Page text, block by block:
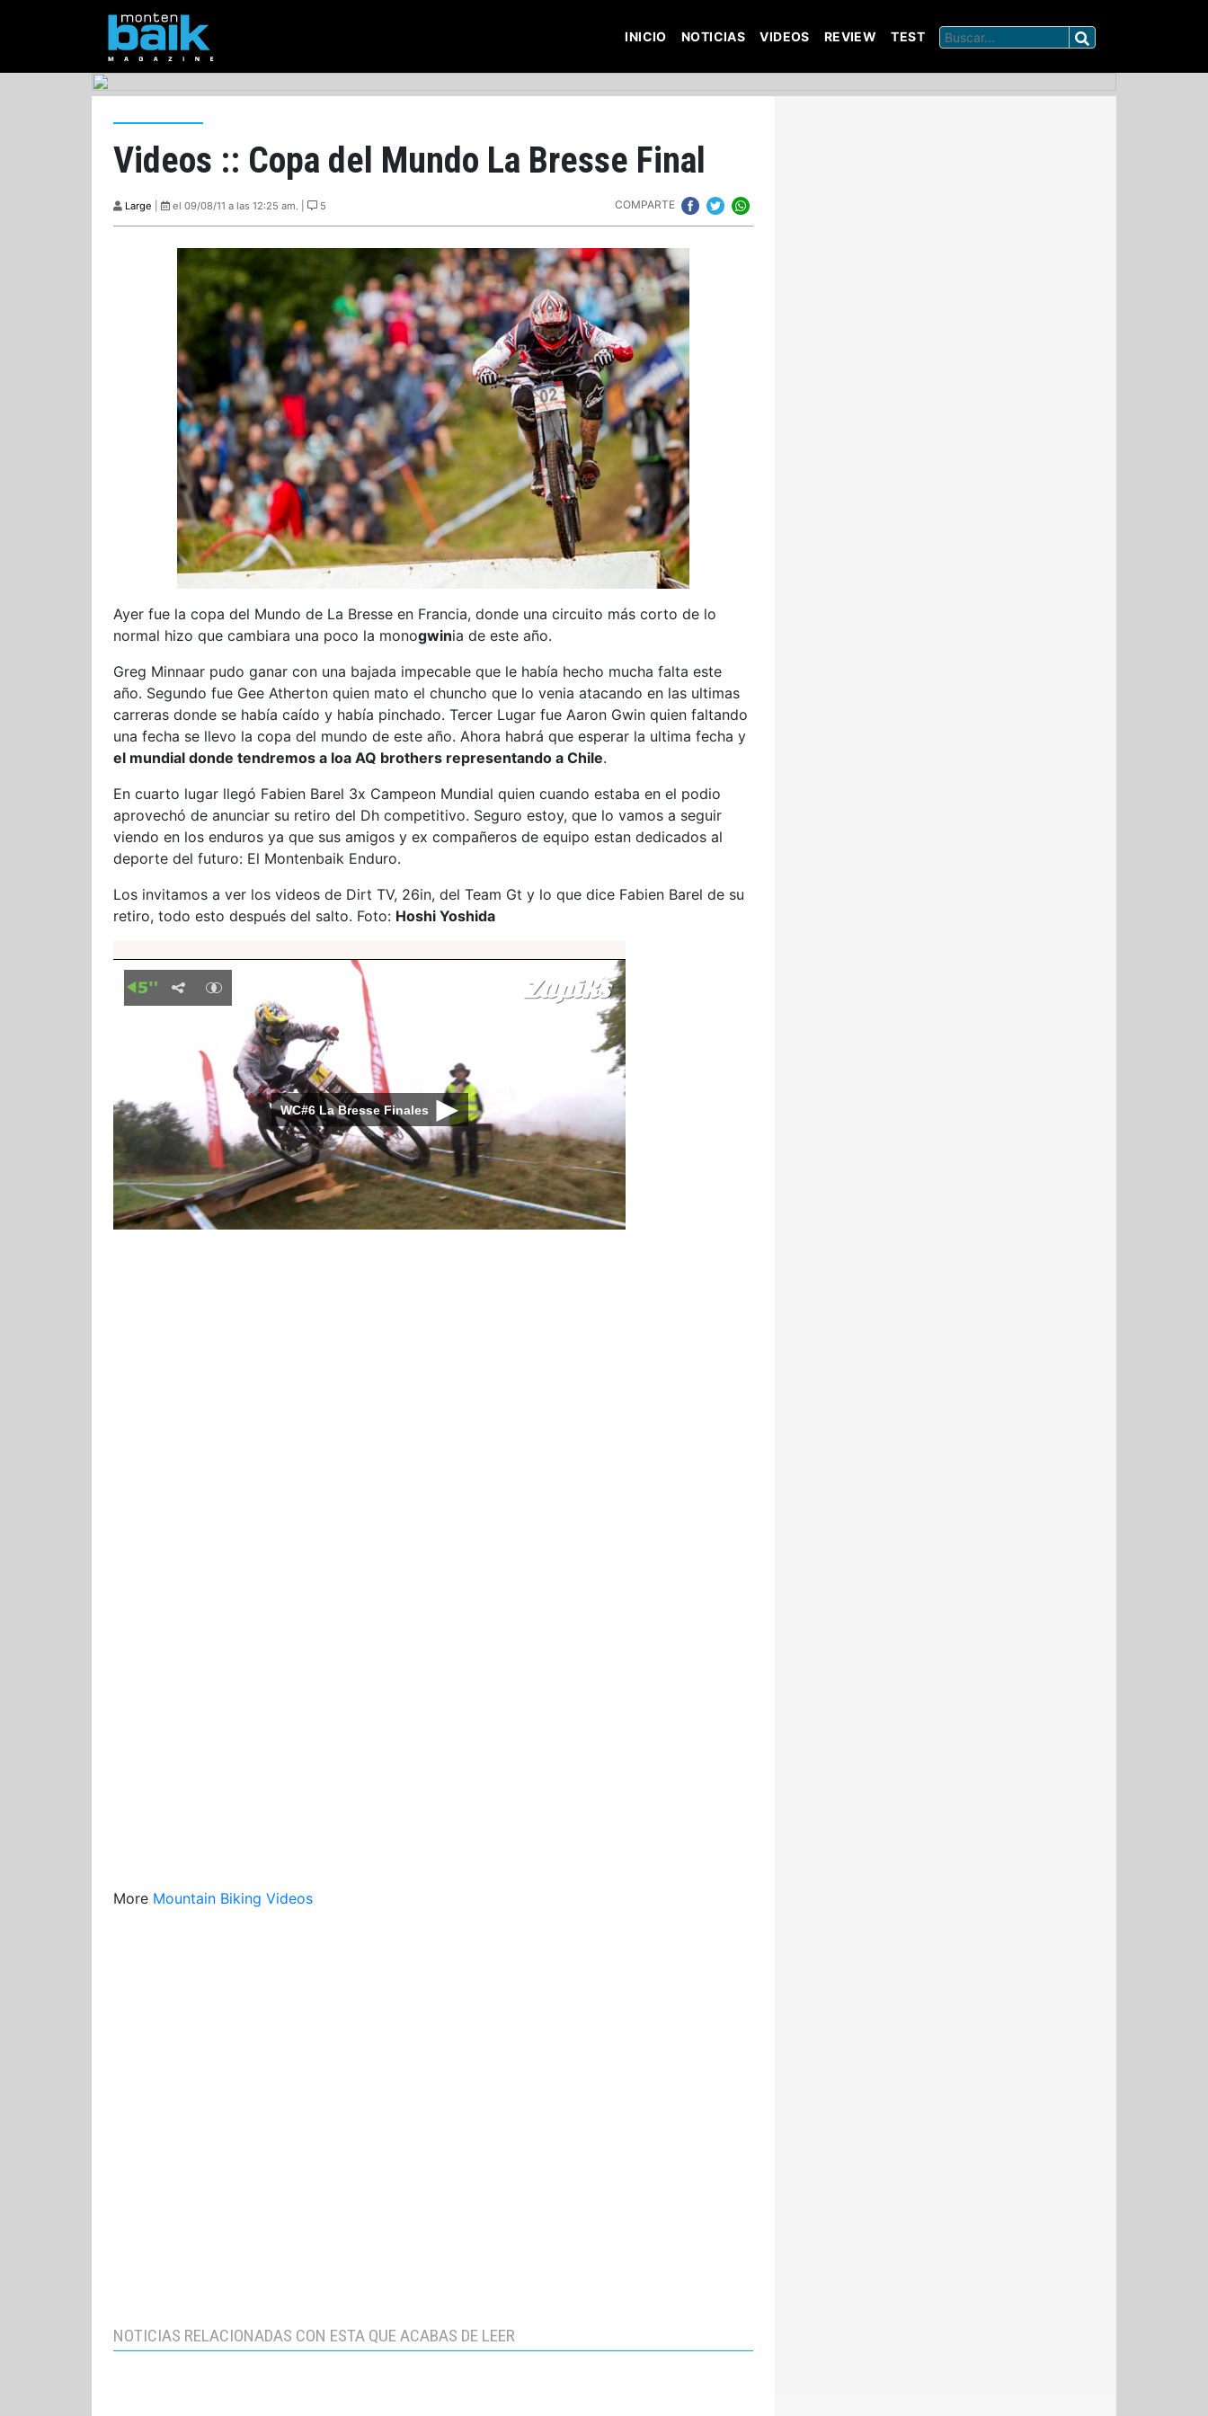
INICIO NOTICIAS VIDEOS REVIEW TEST
Videos :: Copa del Mundo La Bresse Final
Large el 09/08/11 a las 12:25 am. | 5 COMPARTE
Ayer fue la copa del Mundo de La Bresse en Francia, donde una circuito más corto de lo
normal hizo que cambiara una poco la monogwinia de este año.
Greg Minnaar pudo ganar con una bajada impecable que le había hecho mucha falta este
año. Segundo fue Gee Atherton quien mato el chuncho que lo venia atacando en las ultimas
carreras donde se había caído y había pinchado. Tercer Lugar fue Aaron Gwin quien faltando
una fecha se llevo la copa del mundo de este año. Ahora habrá que esperar la ultima fecha y
el mundial donde tendremos a loa AQ brothers representando a Chile.
En cuarto lugar llegó Fabien Barel 3x Campeon Mundial quien cuando estaba en el podio
aprovechó de anunciar su retiro del Dh competitivo. Seguro estoy, que lo vamos a seguir
viendo en los enduros ya que sus amigos y ex compañeros de equipo estan dedicados al
deporte del futuro: El Montenbaik Enduro.
Los invitamos a ver los videos de Dirt TV, 26in, del Team Gt y lo que dice Fabien Barel de su
retiro, todo esto después del salto. Foto: Hoshi Yoshida
More Mountain Biking Videos
NOTICIAS RELACIONADAS CON ESTA QUE ACABAS DE LEER